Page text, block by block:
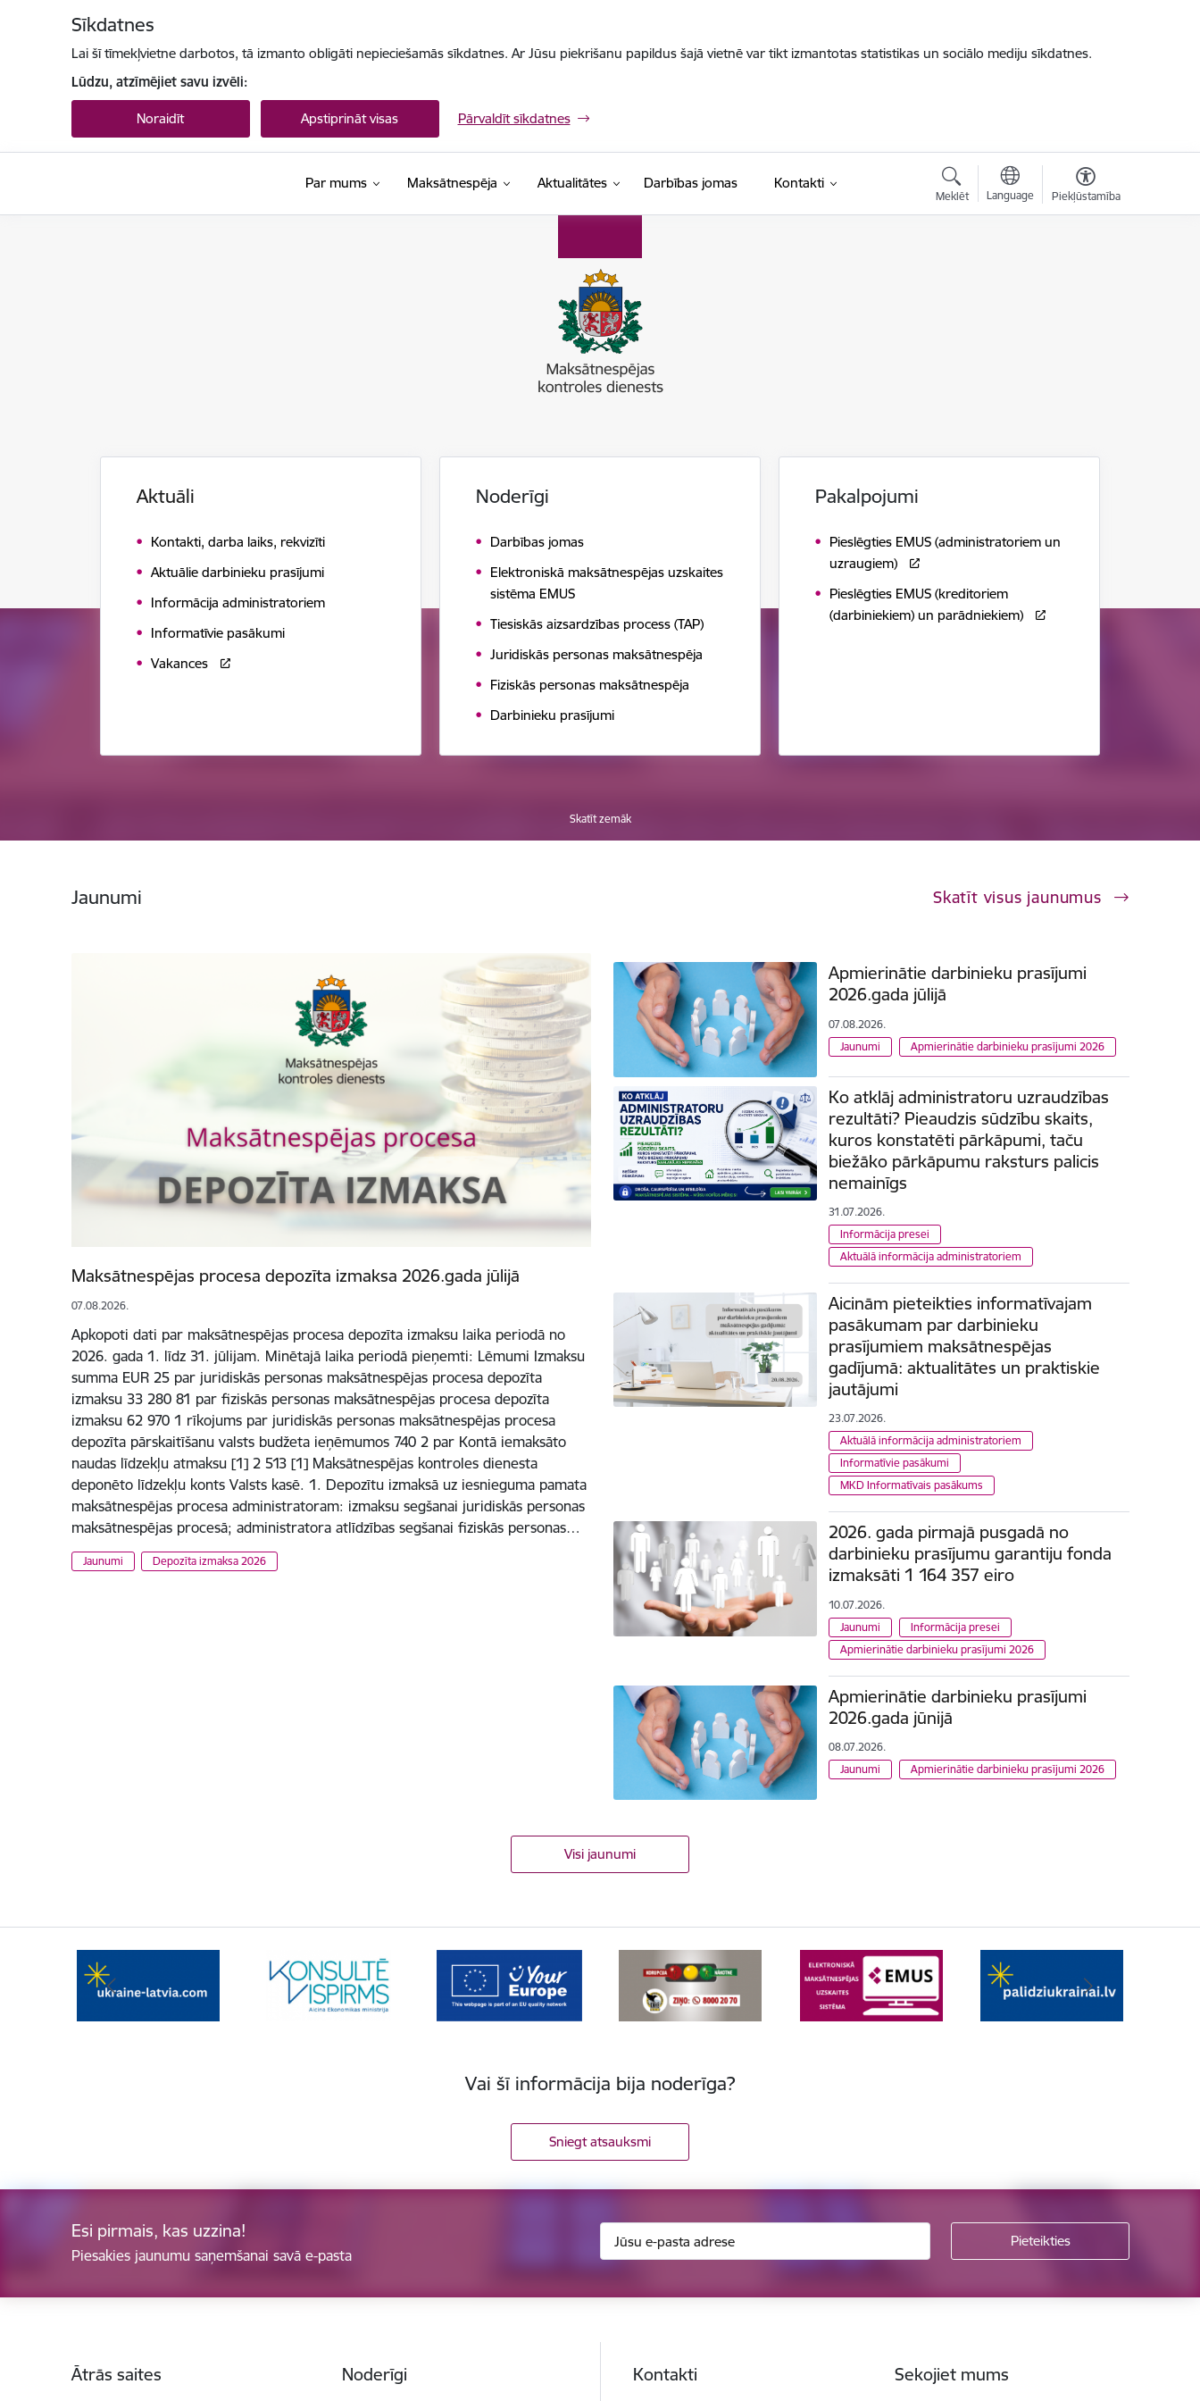
Sīkdatnes
Lai šī tīmekļvietne darbotos, tā izmanto obligāti nepieciešamās sīkdatnes. Ar Jūsu piekrišanu papildus šajā vietnē var tikt izmantotas statistikas un sociālo mediju sīkdatnes.
Lūdzu, atzīmējiet savu izvēli:
Noraidīt Apstiprināt visas Pārvaldīt sīkdatnes
Par mums Maksātnespēja Aktualitātes Darbības jomas Kontakti
Meklēt Language Piekļūstamība
Aktuāli
Kontakti, darba laiks, rekvizīti
Aktuālie darbinieku prasījumi
Informācija administratoriem
Informatīvie pasākumi
Vakances
Noderīgi
Darbības jomas
Elektroniskā maksātnespējas uzskaites
sistēma EMUS
Tiesiskās aizsardzības process (TAP)
Juridiskās personas maksātnespēja
Fiziskās personas maksātnespēja
Darbinieku prasījumi
Pakalpojumi
Pieslēgties EMUS (administratoriem un
uzraugiem)
Pieslēgties EMUS (kreditoriem
(darbiniekiem) un parādniekiem)
Skatīt zemāk
Jaunumi Skatīt visus jaunumus
Maksātnespējas procesa depozīta izmaksa 2026.gada jūlijā
07.08.2026.
Apkopoti dati par maksātnespējas procesa depozīta izmaksu laika periodā no
2026. gada 1. līdz 31. jūlijam. Minētajā laika periodā pieņemti: Lēmumi Izmaksu
summa EUR 25 par juridiskās personas maksātnespējas procesa depozīta
izmaksu 33 280 81 par fiziskās personas maksātnespējas procesa depozīta
izmaksu 62 970 1 rīkojums par juridiskās personas maksātnespējas procesa
depozīta pārskaitīšanu valsts budžeta ieņēmumos 740 2 par Kontā iemaksāto
naudas līdzekļu atmaksu [1] 2 513 [1] Maksātnespējas kontroles dienesta
deponēto līdzekļu konts Valsts kasē. 1. Depozītu izmaksā uz iesnieguma pamata
maksātnespējas procesa administratoram: izmaksu segšanai juridiskās personas
maksātnespējas procesā; administratora atlīdzības segšanai fiziskās personas…
Jaunumi Depozīta izmaksa 2026
Apmierinātie darbinieku prasījumi
2026.gada jūlijā
07.08.2026.
Jaunumi
Apmierinātie darbinieku prasījumi 2026
Ko atklāj administratoru uzraudzības
rezultāti? Pieaudzis sūdzību skaits,
kuros konstatēti pārkāpumi, taču
biežāko pārkāpumu raksturs palicis
nemainīgs
31.07.2026.
Informācija presei
Aktuālā informācija administratoriem
Aicinām pieteikties informatīvajam
pasākumam par darbinieku
prasījumiem maksātnespējas
gadījumā: aktualitātes un praktiskie
jautājumi
23.07.2026.
Aktuālā informācija administratoriem
Informatīvie pasākumi
MKD Informatīvais pasākums
2026. gada pirmajā pusgadā no
darbinieku prasījumu garantiju fonda
izmaksāti 1 164 357 eiro
10.07.2026.
Jaunumi
Informācija presei
Apmierinātie darbinieku prasījumi 2026
Apmierinātie darbinieku prasījumi
2026.gada jūnijā
08.07.2026.
Jaunumi
Apmierinātie darbinieku prasījumi 2026
Visi jaunumi
Vai šī informācija bija noderīga?
Sniegt atsauksmi
Esi pirmais, kas uzzina!
Piesakies jaunumu saņemšanai savā e-pasta
Ātrās saites Noderīgi Kontakti Sekojiet mums